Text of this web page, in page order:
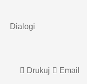
Dialogi
Email
Drukuj